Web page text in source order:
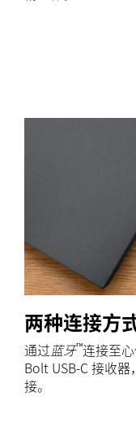
两种连接方
通过蓝牙™连接至
Bolt USB-C 接收
接。